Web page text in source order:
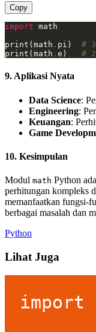
Copy
import
print(math . pi) #
print(math . e) #
9. Aplikasi Nyata
Data Science:
Engineering:
Keuangan:
Game
10. Kesimpulan
Modul math Python
perhitungan kompleks
memanfaatkan fungsi-
berbagai masalah dan
Python
Lihat Juga